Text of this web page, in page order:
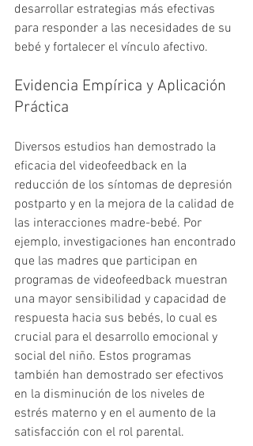
desarrollar estrategias más efectivas
para responder a las necesidades de su
bebé y fortalecer el vínculo afectivo.
Evidencia Empírica y Aplicación
Práctica
Diversos estudios han demostrado la
eficacia del videofeedback en la
reducción de los síntomas de depresión
postparto y en la mejora de la calidad de
las interacciones madre-bebé. Por
ejemplo, investigaciones han encontrado
que las madres que participan en
programas de videofeedback muestran
una mayor sensibilidad y capacidad de
respuesta hacia sus bebés, lo cual es
crucial para el desarrollo emocional y
social del niño. Estos programas
también han demostrado ser efectivos
en la disminución de los niveles de
estrés materno y en el aumento de la
satisfacción con el rol parental.